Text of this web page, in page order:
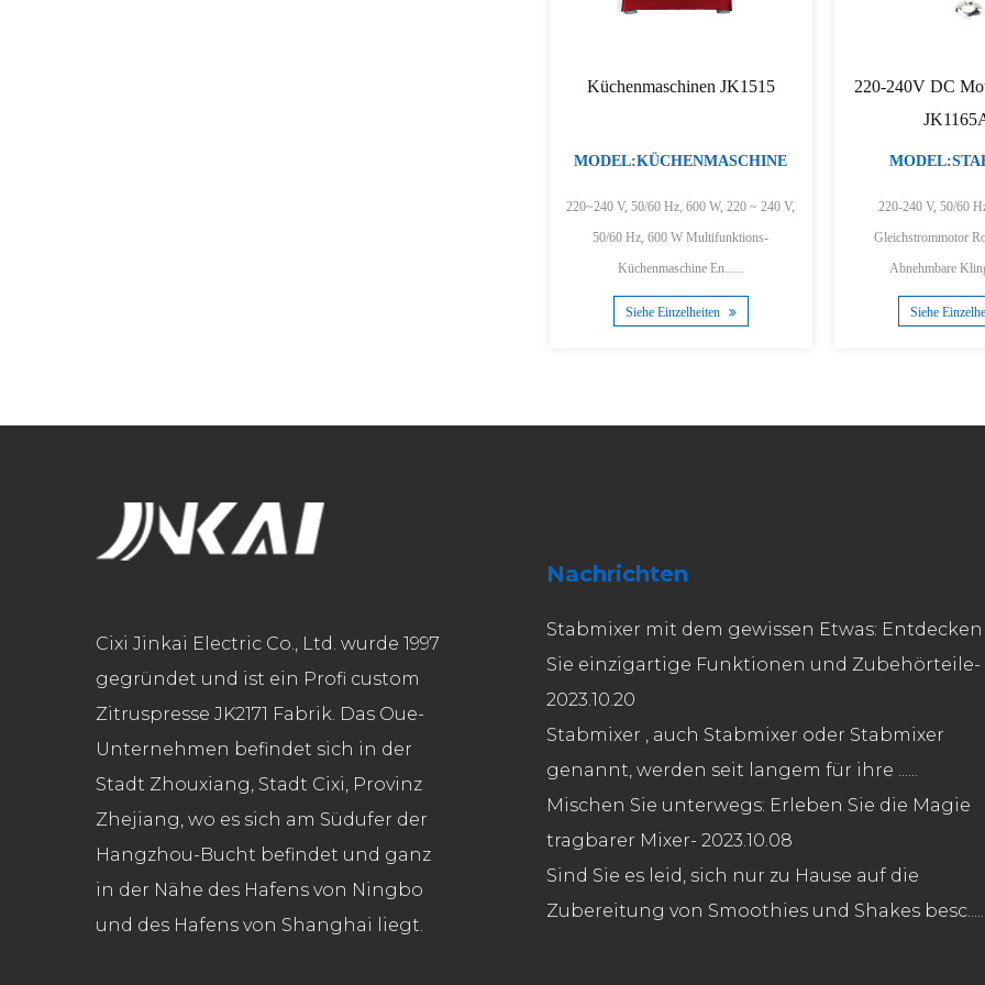
220-240V DC Motor Stabmixer
MODEL:STABMIXER
220-240 V, 50/60 Hz, 200/400 W
Gleichstrommotor Rostfreie Klinge
Abnehmbare Klinge für e......
Siehe Einzelheiten
200/400W
220–240 V,
Gleichstrommotor
Siehe
Cixi Jinkai Electric Co., Ltd. wurde 1997
gegründet und ist ein Profi custom
Zitruspresse JK2171 Fabrik. Das Oue-
Unternehmen befindet sich in der
Stadt Zhouxiang, Stadt Cixi, Provinz
Zhejiang, wo es sich am Südufer der
Hangzhou-Bucht befindet und ganz
in der Nähe des Hafens von Ningbo
und des Hafens von Shanghai liegt.
Nachrichten
Stabmixer mit dem gewissen Etwas: Entdecken
Sie einzigartige Funktionen und Zubehörteile-
2023.10.20
Stabmixer , auch Stabmixer oder Stabmixer
genannt, werden seit langem für ihre ......
Mischen Sie unterwegs: Erleben Sie die Magie
tragbarer Mixer- 2023.10.08
Sind Sie es leid, sich nur zu Hause auf die
Zubereitung von Smoothies und Shakes besc......